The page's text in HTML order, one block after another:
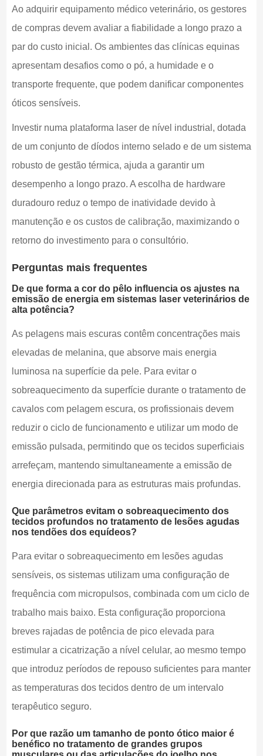
Ao adquirir equipamento médico veterinário, os gestores
de compras devem avaliar a fiabilidade a longo prazo a
par do custo inicial. Os ambientes das clínicas equinas
apresentam desafios como o pó, a humidade e o
transporte frequente, que podem danificar componentes
óticos sensíveis.
Investir numa plataforma laser de nível industrial, dotada
de um conjunto de díodos interno selado e de um sistema
robusto de gestão térmica, ajuda a garantir um
desempenho a longo prazo. A escolha de hardware
duradouro reduz o tempo de inatividade devido à
manutenção e os custos de calibração, maximizando o
retorno do investimento para o consultório.
Perguntas mais frequentes
De que forma a cor do pêlo influencia os ajustes na
emissão de energia em sistemas laser veterinários de
alta potência?
As pelagens mais escuras contêm concentrações mais
elevadas de melanina, que absorve mais energia
luminosa na superfície da pele. Para evitar o
sobreaquecimento da superfície durante o tratamento de
cavalos com pelagem escura, os profissionais devem
reduzir o ciclo de funcionamento e utilizar um modo de
emissão pulsada, permitindo que os tecidos superficiais
arrefeçam, mantendo simultaneamente a emissão de
energia direcionada para as estruturas mais profundas.
Que parâmetros evitam o sobreaquecimento dos
tecidos profundos no tratamento de lesões agudas
nos tendões dos equídeos?
Para evitar o sobreaquecimento em lesões agudas
sensíveis, os sistemas utilizam uma configuração de
frequência com micropulsos, combinada com um ciclo de
trabalho mais baixo. Esta configuração proporciona
breves rajadas de potência de pico elevada para
estimular a cicatrização a nível celular, ao mesmo tempo
que introduz períodos de repouso suficientes para manter
as temperaturas dos tecidos dentro de um intervalo
terapêutico seguro.
Por que razão um tamanho de ponto ótico maior é
benéfico no tratamento de grandes grupos